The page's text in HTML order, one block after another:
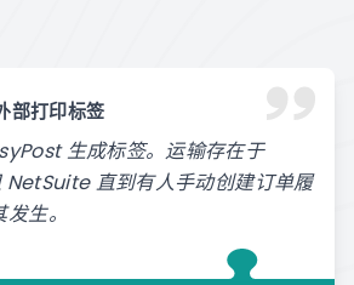
部打印标签
生成标签。运输存在于
直到有人手动创建订单履
生。